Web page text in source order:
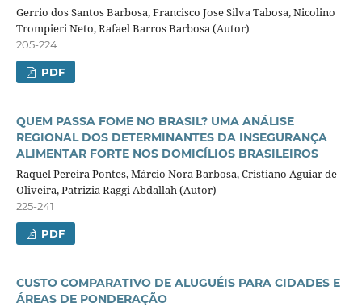
Gerrio dos Santos Barbosa, Francisco Jose Silva Tabosa, Nicolino
Trompieri Neto, Rafael Barros Barbosa (Autor)
205-224
PDF
QUEM PASSA FOME NO BRASIL? UMA ANÁLISE
REGIONAL DOS DETERMINANTES DA INSEGURANÇA
ALIMENTAR FORTE NOS DOMICÍLIOS BRASILEIROS
Raquel Pereira Pontes, Márcio Nora Barbosa, Cristiano Aguiar de
Oliveira, Patrizia Raggi Abdallah (Autor)
225-241
PDF
CUSTO COMPARATIVO DE ALUGUÉIS PARA CIDADES E
ÁREAS DE PONDERAÇÃO